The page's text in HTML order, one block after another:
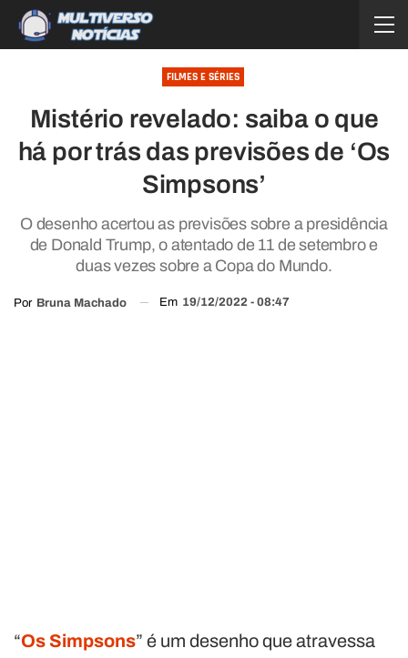
FILMES E SÉRIES
Mistério revelado: saiba o que
há por trás das previsões de ‘Os
Simpsons’
O desenho acertou as previsões sobre a presidência
de Donald Trump, o atentado de 11 de setembro e
duas vezes sobre a Copa do Mundo.
Por Bruna Machado Em 19/12/2022 - 08:47
“Os Simpsons” é um desenho que atravessa